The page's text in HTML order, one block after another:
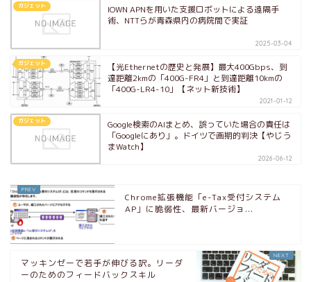
ガジェット
IOWN APNを用いた支援ロボットによる遠隔手
術、NTTらが青森県内の病院間で実証
2025-03-04
ガジェット
【光Ethernetの歴史と発展】最大400Gbps、到
達距離2kmの「400G-FR4」と到達距離10kmの
「400G-LR4-10」【ネット新技術】
2021-01-12
ガジェット
Google検索のAIまとめ、誤っていた場合の責任は
「Googleにあり」。ドイツで画期的判決【やじう
まWatch】
2026-06-12
Chrome拡張機能「e-Tax受付システム
AP」に脆弱性、最新バージョ...
マッキンゼーで若手が伸びる訳。リーダ
ーのためのフィードバックスキル